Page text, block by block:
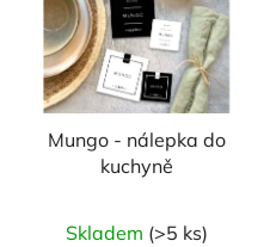
Mungo - nálepka do
kuchyně
Skladem (>5 ks)